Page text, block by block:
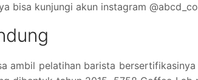
bisa kunjungi akun instagram
ambil pelatihan barista